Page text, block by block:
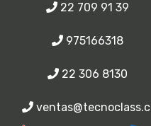
22 709 91 39
975166318
22 306 8130
ventas@tecnoclass.cl